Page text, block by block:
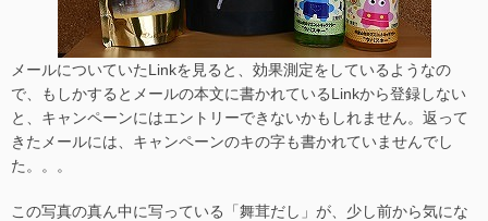
メールについていたLinkを見ると、効果測定をしているようなの
で、もしかするとメールの本文に書かれているLinkから登録しない
と、キャンペーンにはエントリーできないかもしれません。返って
きたメールには、キャンペーンのキの字も書かれていませんでし
た。。。
この写真の真ん中に写っている「舞茸だし」が、少し前から気にな